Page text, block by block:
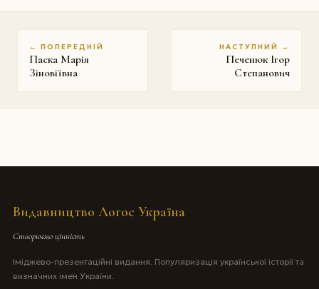
← ПОПЕРЕДНІЙ
Паска Марія
Зіновіївна
НАСТУПНИЙ →
Печенюк Ігор
Степанович
Видавництво Логос Україна
Створюємо цінність
Іміджево-презентаційні видання. Популяризація української історії та
визначних імен України.